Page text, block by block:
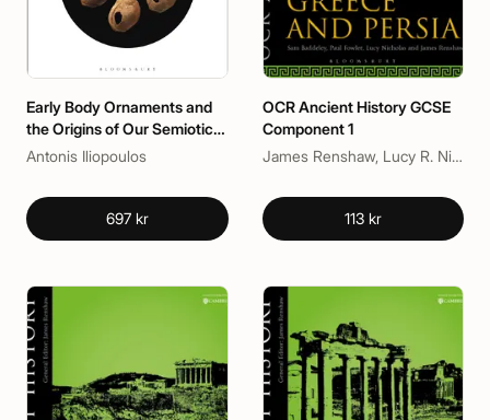
Early Body Ornaments and
the Origins of Our Semiotic
Mind
Antonis Iliopoulos
697 kr
OCR Ancient History GCSE
Component 1
James Renshaw, Lucy R. Nicholas, Paul Fowler, Sam Baddeley
113 kr